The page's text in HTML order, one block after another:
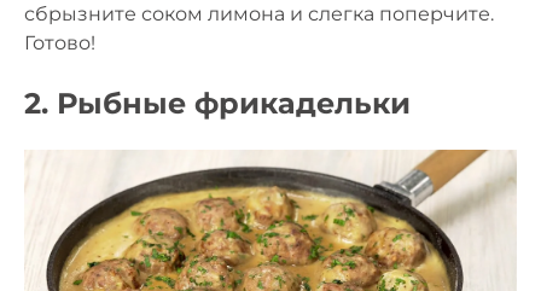
сбрызните соком лимона и слегка поперчите.
Готово!
2. Рыбные фрикадельки